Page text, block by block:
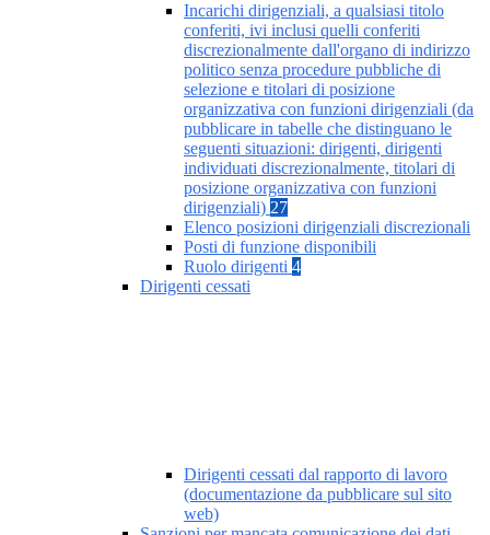
Incarichi dirigenziali, a qualsiasi titolo
conferiti, ivi inclusi quelli conferiti
discrezionalmente dall'organo di indirizzo
politico senza procedure pubbliche di
selezione e titolari di posizione
organizzativa con funzioni dirigenziali (da
pubblicare in tabelle che distinguano le
seguenti situazioni: dirigenti, dirigenti
individuati discrezionalmente, titolari di
posizione organizzativa con funzioni
dirigenziali) 27
Elenco posizioni dirigenziali discrezionali
Posti di funzione disponibili
Ruolo dirigenti 4
Dirigenti cessati
Dirigenti cessati dal rapporto di lavoro
(documentazione da pubblicare sul sito
web)